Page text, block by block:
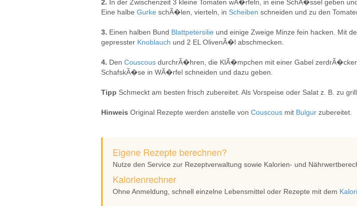
2. In der Zwischenzeit 3 kleine Tomaten wÃ�rfeln, in eine SchÃ�ssel geben
Eine halbe Gurke schÃ�len, vierteln, in Scheiben schneiden und zu den
3. Einen halben Bund Blattpetersilie und einige Zweige Minze fein hacken. Mit
gepresster Knoblauch und 2 EL OlivenÃ�l abschmecken.
4. Den Couscous durchrÃ�hren, die KlÃ�mpchen mit einer Gabel
SchafskÃ�se in WÃ�rfel schneiden und dazu geben.
Tipp Schmeckt am besten frisch zubereitet. Als Vorspeise oder Salat z. B. zu
Hinweis Original Rezepte werden anstelle von Couscous mit Bulgur zubereitet.
Eigene Rezepte berechnen?
Nutze den Service zur Rezeptverwaltung sowie Kalorien- und
Kalorienrechner
Ohne Anmeldung, schnell einzelne Lebensmittel oder Rezepte mit dem